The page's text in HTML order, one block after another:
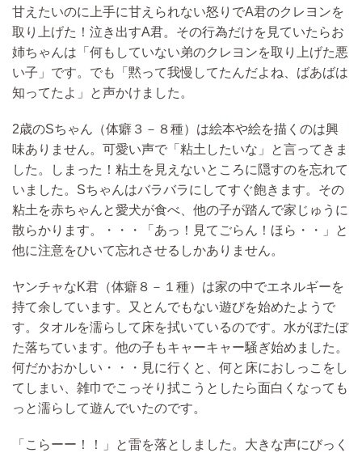
甘えたいのに上手に甘えられない怒りでA君のクレヨンを
取り上げた！ 泣き出すA君。その行為だけを見ていたらお
姉ちゃんは「何もしていない弟のクレヨンを取り上げた悪
い子」です。 でも「黙って我慢してたんだよね、ばあばは
知ってたよ」と声かけました。
2歳のSちゃん（体癖３－８種）は絵本や絵を描くのは興
味ありません。可愛い声で「粘土したいな」と言ってきま
した。しまった！粘土を見えないところに隠すのを忘れて
いました。Sちゃんはバラバラにしてすぐ飽きます。その
粘土を赤ちゃんと愛犬が食べ、他の子が踏んで家じゅうに
散らかります。・・・「あっ！見てごらん！ほら・・」と
他に注意をひいて忘れさせるしかありません。
ヤンチャなK君 （体癖８－１種） は家の中でエネルギーを
持て余しています。
又とんでもない遊びを始めたようで
す。タオルを濡らして床を拭いているのです。水がぼたぼ
た落ちています。他の子もキャーキャー騒ぎ始めました。
何だかおかしい・・・見に行くと、 何と床におしっこをし
てしまい、雑巾でこっそり拭こうとしたら面白くなっても
っと濡らして遊んでいたのです。
「こらーー！！」と雷を落とし ました。大きな声にびっく